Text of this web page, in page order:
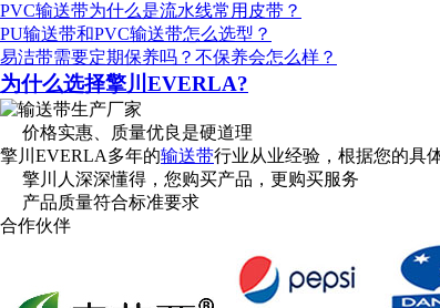
PVC输送带为什么是流水线常用皮带？
PU输送带和PVC输送带怎么选型？
易洁带需要定期保养吗？不保养会怎么样？
为什么选择擎川EVERLA?
价格实惠、质量优良是硬道理
擎川EVERLA多年的输送带行业从业经验，根据您的具
擎川人深深懂得，您购买产品，更购买服务
产品质量符合标准要求
合作伙伴